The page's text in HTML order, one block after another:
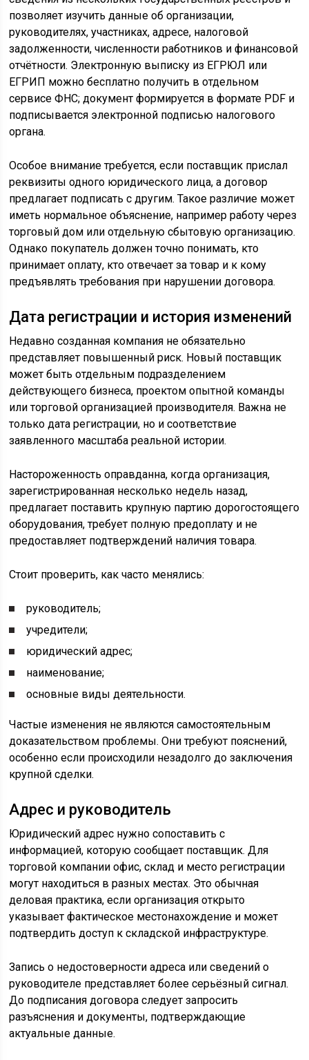
позволяет изучить данные об организации,
руководителях, участниках, адресе, налоговой
задолженности, численности работников и финансовой
отчётности. Электронную выписку из ЕГРЮЛ или
ЕГРИП можно бесплатно получить в отдельном
сервисе ФНС; документ формируется в формате PDF и
подписывается электронной подписью налогового
органа.
Особое внимание требуется, если поставщик прислал
реквизиты одного юридического лица, а договор
предлагает подписать с другим. Такое различие может
иметь нормальное объяснение, например работу через
торговый дом или отдельную сбытовую организацию.
Однако покупатель должен точно понимать, кто
принимает оплату, кто отвечает за товар и к кому
предъявлять требования при нарушении договора.
Дата регистрации и история изменений
Недавно созданная компания не обязательно
представляет повышенный риск. Новый поставщик
может быть отдельным подразделением
действующего бизнеса, проектом опытной команды
или торговой организацией производителя. Важна не
только дата регистрации, но и соответствие
заявленного масштаба реальной истории.
Настороженность оправданна, когда организация,
зарегистрированная несколько недель назад,
предлагает поставить крупную партию дорогостоящего
оборудования, требует полную предоплату и не
предоставляет подтверждений наличия товара.
Стоит проверить, как часто менялись:
руководитель;
учредители;
юридический адрес;
наименование;
основные виды деятельности.
Частые изменения не являются самостоятельным
доказательством проблемы. Они требуют пояснений,
особенно если происходили незадолго до заключения
крупной сделки.
Адрес и руководитель
Юридический адрес нужно сопоставить с
информацией, которую сообщает поставщик. Для
торговой компании офис, склад и место регистрации
могут находиться в разных местах. Это обычная
деловая практика, если организация открыто
указывает фактическое местонахождение и может
подтвердить доступ к складской инфраструктуре.
Запись о недостоверности адреса или сведений о
руководителе представляет более серьёзный сигнал.
До подписания договора следует запросить
разъяснения и документы, подтверждающие
актуальные данные.